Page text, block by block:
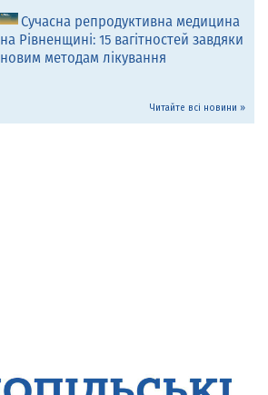
Сучасна репродуктивна медицина
на Рівненщині: 15 вагітностей завдяки
новим методам лікування
Читайте всі новини »